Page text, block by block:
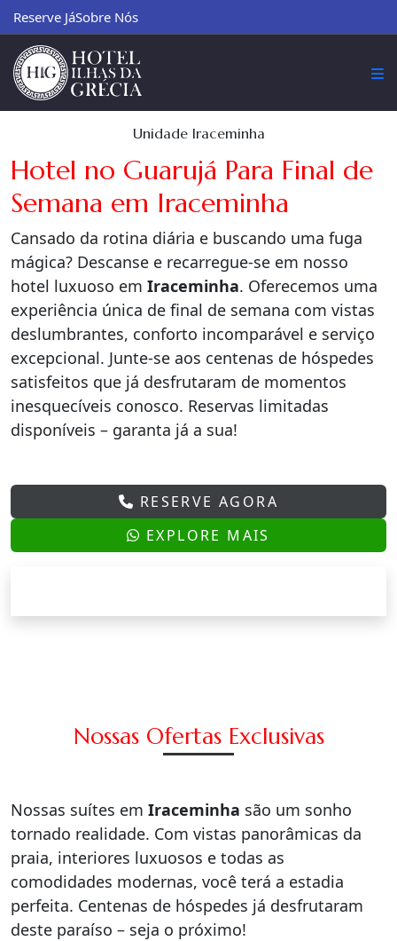
Reserve JáSobre Nós
Unidade Iraceminha
Hotel no Guarujá Para Final de
Semana em Iraceminha
Cansado da rotina diária e buscando uma fuga
mágica? Descanse e recarregue-se em nosso
hotel luxuoso em Iraceminha. Oferecemos uma
experiência única de final de semana com vistas
deslumbrantes, conforto incomparável e serviço
excepcional. Junte-se aos centenas de hóspedes
satisfeitos que já desfrutaram de momentos
inesquecíveis conosco. Reservas limitadas
disponíveis – garanta já a sua!
RESERVE AGORA
EXPLORE MAIS
Nossas Ofertas Exclusivas
Nossas suítes em Iraceminha são um sonho
tornado realidade. Com vistas panorâmicas da
praia, interiores luxuosos e todas as
comodidades modernas, você terá a estadia
perfeita. Centenas de hóspedes já desfrutaram
deste paraíso – seja o próximo!